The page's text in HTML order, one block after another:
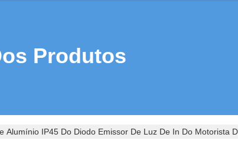
Produtos
Alumínio IP45 Do Diodo Emissor De Luz De In Do Motorista